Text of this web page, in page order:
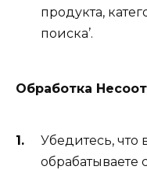
продукта,
поиска’.
Обработка
Убедитесь, что
обрабатываете